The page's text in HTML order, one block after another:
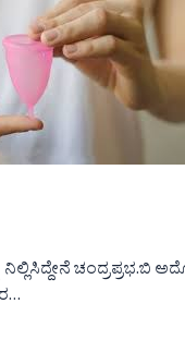
ನಿಲ್ಲಿಸಿದ್ದೇನೆ ಚಂದ್ರಪ್ರಭ.ಬಿ